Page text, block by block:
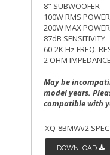
8" SUBWOOFER
100W RMS POWER
200W MAX POWER
87dB SENSITIVITY
60-2K Hz FREQ.
2 OHM IMPEDANCE
May be
model years.
compatible with
XQ-8BMWv2 SPEC
DOWNLOAD